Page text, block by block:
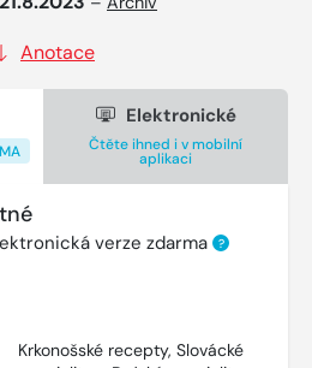
Anotace
Elektronické
Čtěte ihned i v mobilní
aplikaci
verze zdarma ?
Krkonošské recepty, Slovácké